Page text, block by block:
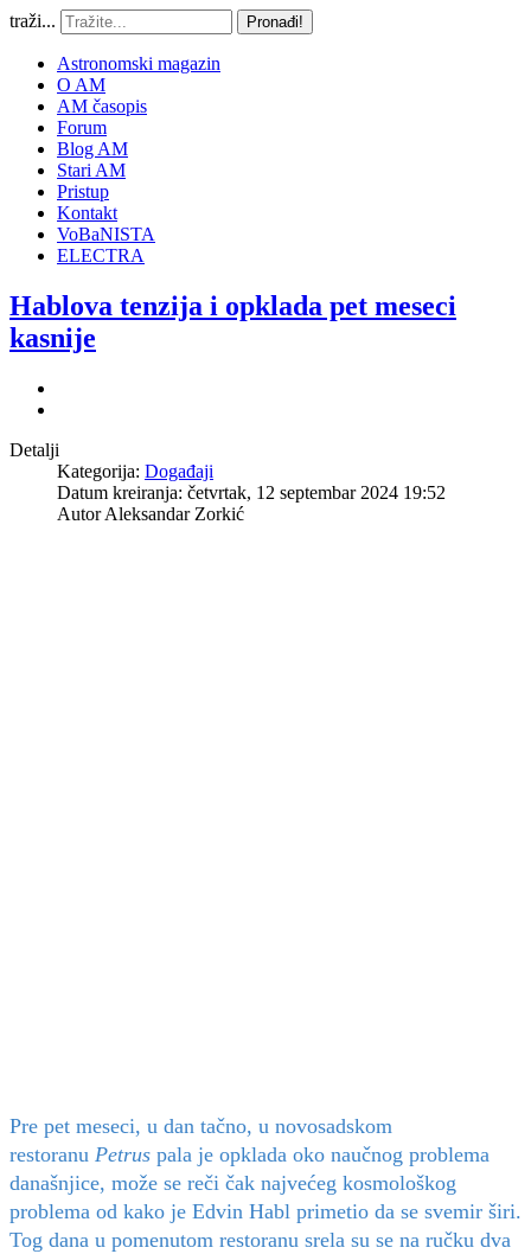
traži... Pronađi!
Astronomski magazin
O AM
AM časopis
Forum
Blog AM
Stari AM
Pristup
Kontakt
VoBaNISTA
ELECTRA
Hablova tenzija i opklada pet meseci
kasnije
Detalji
Kategorija: Događaji
Datum kreiranja: četvrtak, 12 septembar 2024 19:52
AutorAleksandar Zorkić
Pre pet meseci, u dan tačno, u novosadskom
restoranu Petrus pala je opklada oko naučnog problema
današnjice, može se reči čak najvećeg kosmološkog
problema od kako je Edvin Habl primetio da se svemir širi.
Tog dana u pomenutom restoranu srela su se na ručku dva